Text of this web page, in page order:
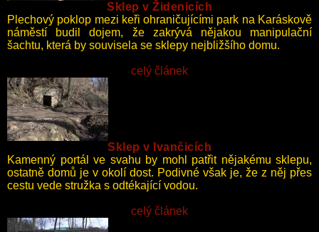
Sklep v Židenicích
Plechový poklop mezi keři ohraničujícími park na Karáskově
náměstí budil dojem, že zakrývá nějakou manipulační
šachtu, která by souvisela se sklepy nejbližšího domu.
celý článek
Sklep v Ivančicích
Kamenný portál ve svahu by mohl patřit nějakému sklepu,
ostatně domů je v okolí dost. Podivné však je, že z něj přes
cestu vede stružka s odtékající vodou.
celý článek